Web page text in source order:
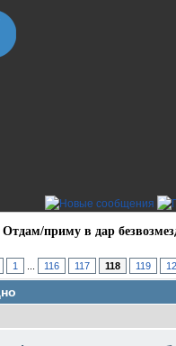
Отдам/приму в дар
1 116 117 118 119